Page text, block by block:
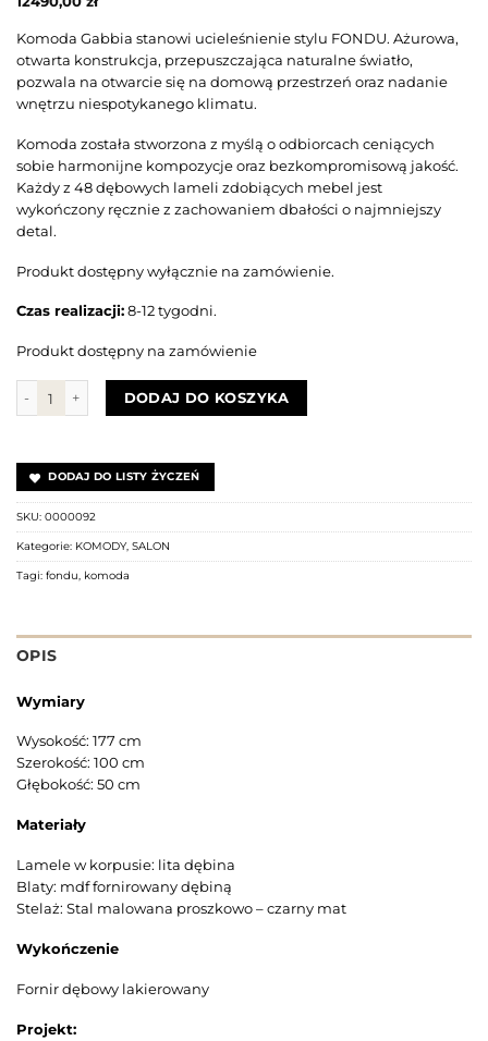
Komoda Gabbia stanowi ucieleśnienie stylu FONDU. Ażurowa,
otwarta konstrukcja, przepuszczająca naturalne światło,
pozwala na otwarcie się na domową przestrzeń oraz nadanie
wnętrzu niespotykanego klimatu.
Komoda została stworzona z myślą o odbiorcach ceniących
sobie harmonijne kompozycje oraz bezkompromisową jakość.
Każdy z 48 dębowych lameli zdobiących mebel jest
wykończony ręcznie z zachowaniem dbałości o najmniejszy
detal.
Produkt dostępny wyłącznie na zamówienie.
Czas realizacji:8-12 tygodni.
Produkt dostępny na zamówienie
ilość Komoda GABBIA 177 jasny dąb
DODAJ DO KOSZYKA
DODAJ DO LISTY ŻYCZEŃ
SKU: 0000092
Kategorie: KOMODY, SALON
Tagi: fondu, komoda
OPIS
Wymiary
Wysokość: 177 cm
Szerokość: 100 cm
Głębokość: 50 cm
Materiały
Lamele w korpusie: lita dębina
Blaty: mdf fornirowany dębiną
Stelaż: Stal malowana proszkowo – czarny mat
Wykończenie
Fornir dębowy lakierowany
Projekt: